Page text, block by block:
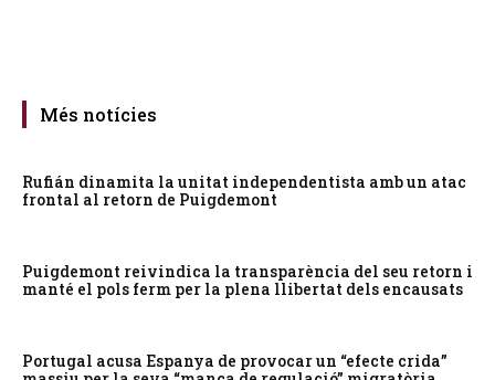
Més notícies
Rufián dinamita la unitat independentista amb un atac
frontal al retorn de Puigdemont
Puigdemont reivindica la transparència del seu retorn i
manté el pols ferm per la plena llibertat dels encausats
Portugal acusa Espanya de provocar un “efecte crida”